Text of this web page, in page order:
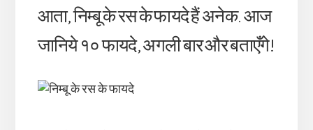
आता, निम्बू के रस के फायदे हैं अनेक. आज
जानिये १० फायदे, अगली बार और बताएँगे!